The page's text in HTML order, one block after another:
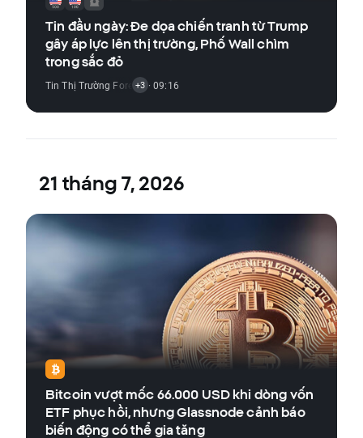
Tin đầu ngày: Đe dọa chiến tranh từ Trump
gây áp lực lên thị trường, Phố Wall chìm
trong sắc đỏ
Tin Thị Trường Forex,Tin Thị Trường Hàng Hóa
+3 · 09:16
21 tháng 7, 2026
Bitcoin vượt mốc 66.000 USD khi dòng vốn
ETF phục hồi, nhưng Glassnode cảnh báo
biến động có thể gia tăng